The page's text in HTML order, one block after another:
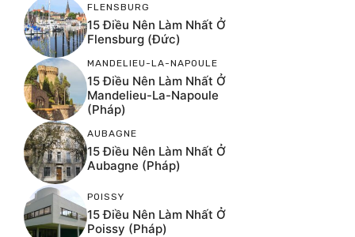
FLENSBURG
15 Điều Nên Làm Nhất Ở
Flensburg (Đức)
MANDELIEU-LA-NAPOULE
15 Điều Nên Làm Nhất Ở
Mandelieu-La-Napoule
(Pháp)
AUBAGNE
15 Điều Nên Làm Nhất Ở
Aubagne (Pháp)
POISSY
15 Điều Nên Làm Nhất Ở
Poissy (Pháp)